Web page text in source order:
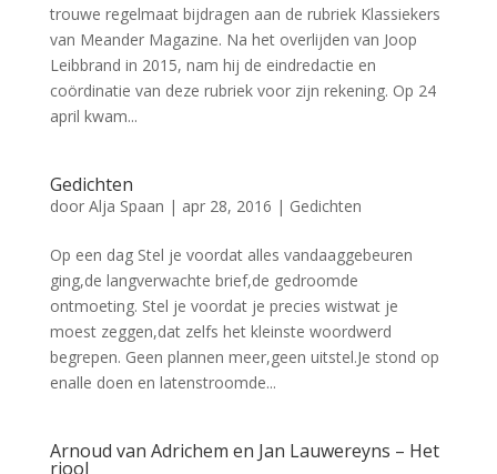
trouwe regelmaat bijdragen aan de rubriek Klassiekers
van Meander Magazine. Na het overlijden van Joop
Leibbrand in 2015, nam hij de eindredactie en
coördinatie van deze rubriek voor zijn rekening. Op 24
april kwam...
Gedichten
door Alja Spaan | apr 28, 2016 | Gedichten
Op een dag Stel je voordat alles vandaaggebeuren
ging,de langverwachte brief,de gedroomde
ontmoeting. Stel je voordat je precies wistwat je
moest zeggen,dat zelfs het kleinste woordwerd
begrepen. Geen plannen meer,geen uitstel.Je stond op
enalle doen en latenstroomde...
Arnoud van Adrichem en Jan Lauwereyns – Het
riool